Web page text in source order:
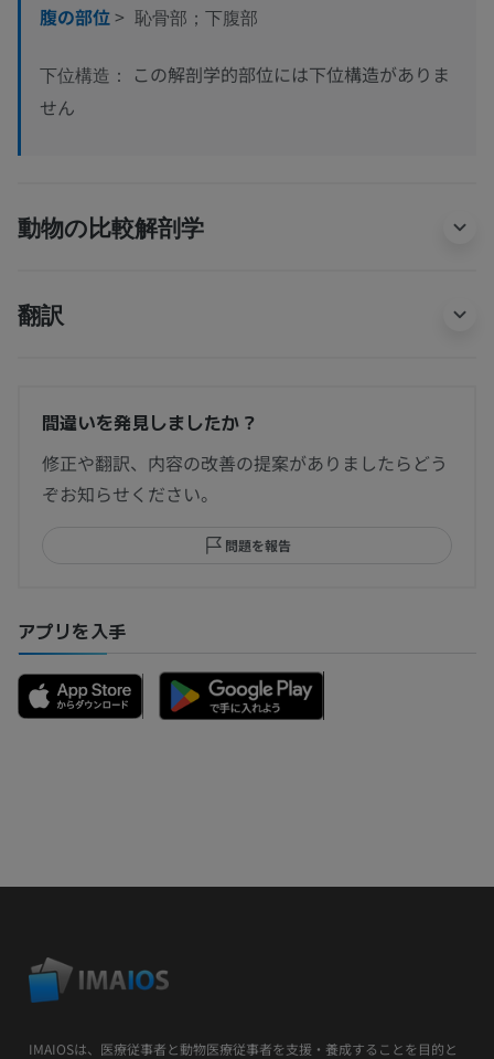
腹の部位> 恥骨部；下腹部
下位構造：
この解剖学的部位には下位構造がありま
せん
動物の比較解剖学
翻訳
間違いを発見しましたか？
修正や翻訳、内容の改善の提案がありましたらどう
ぞお知らせください。
問題を報告
アプリを入手
IMAIOSは、医療従事者と動物医療従事者を支援・養成することを目的と